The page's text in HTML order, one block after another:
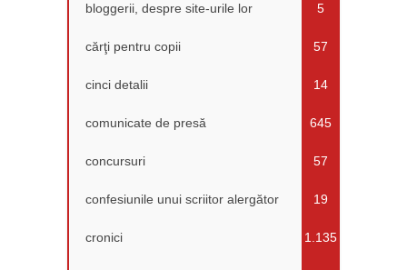
bloggerii, despre site-urile lor 5
cărţi pentru copii 57
cinci detalii 14
comunicate de presă 645
concursuri 57
confesiunile unui scriitor alergător 19
cronici 1.135